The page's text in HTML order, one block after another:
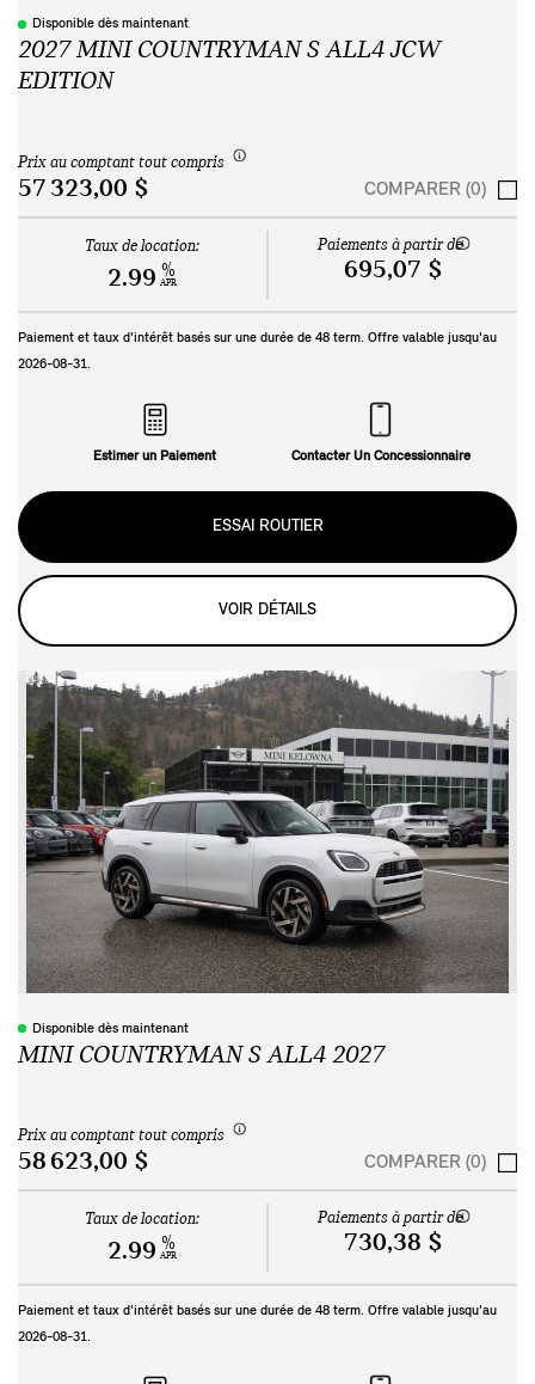
Disponible dès maintenant
2027 MINI COUNTRYMAN S ALL4 JCW
EDITION
Prix au comptant tout compris
57 323,00 $ COMPARER (0)
Taux de location:
2.99 %
APR
Paiements à partir de
695,07 $
Paiement et taux d'intérêt basés sur une durée de 48 term. Offre valable jusqu'au
2026-08-31.
Estimer un Paiement Contacter Un Concessionnaire
ESSAI ROUTIER
VOIR DÉTAILS
Disponible dès maintenant
MINI COUNTRYMAN S ALL4 2027
Prix au comptant tout compris
58 623,00 $ COMPARER (0)
Taux de location:
2.99 %
APR
Paiements à partir de
730,38 $
Paiement et taux d'intérêt basés sur une durée de 48 term. Offre valable jusqu'au
2026-08-31.